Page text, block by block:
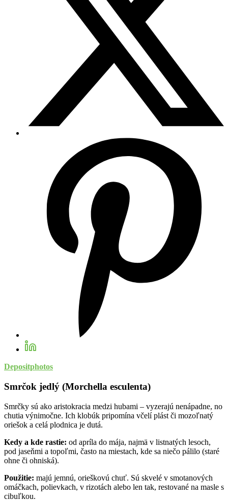
Depositphotos
Smrčok jedlý (Morchella esculenta)
Smrčky sú ako aristokracia medzi hubami – vyzerajú nenápadne, no
chutia výnimočne. Ich klobúk pripomína včelí plást či mozoľnatý
oriešok a celá plodnica je dutá.
Kedy a kde rastie: od apríla do mája, najmä v listnatých lesoch,
pod jaseňmi a topoľmi, často na miestach, kde sa niečo pálilo (staré
ohne či ohniská).
Použitie: majú jemnú, orieškovú chuť. Sú skvelé v smotanových
omáčkach, polievkach, v rizotách alebo len tak, restované na masle s
cibuľkou.